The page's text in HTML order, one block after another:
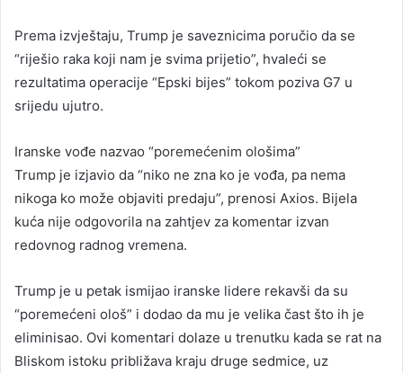
Prema izvještaju, Trump je saveznicima poručio da se
“riješio raka koji nam je svima prijetio”, hvaleći se
rezultatima operacije “Epski bijes” tokom poziva G7 u
srijedu ujutro.
Iranske vođe nazvao “poremećenim ološima”
Trump je izjavio da “niko ne zna ko je vođa, pa nema
nikoga ko može objaviti predaju”, prenosi Axios. Bijela
kuća nije odgovorila na zahtjev za komentar izvan
redovnog radnog vremena.
Trump je u petak ismijao iranske lidere rekavši da su
“poremećeni ološ” i dodao da mu je velika čast što ih je
eliminisao. Ovi komentari dolaze u trenutku kada se rat na
Bliskom istoku približava kraju druge sedmice, uz